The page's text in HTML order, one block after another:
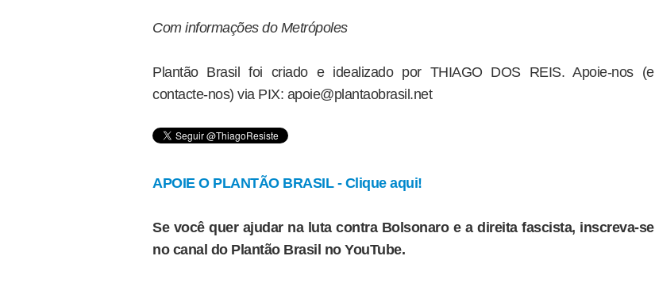
Com informações do Metrópoles
Plantão Brasil foi criado e idealizado por THIAGO DOS REIS. Apoie-nos (e
contacte-nos) via PIX: apoie@plantaobrasil.net
APOIE O PLANTÃO BRASIL - Clique aqui!
Se você quer ajudar na luta contra Bolsonaro e a direita fascista, inscreva-se
no canal do Plantão Brasil no YouTube.